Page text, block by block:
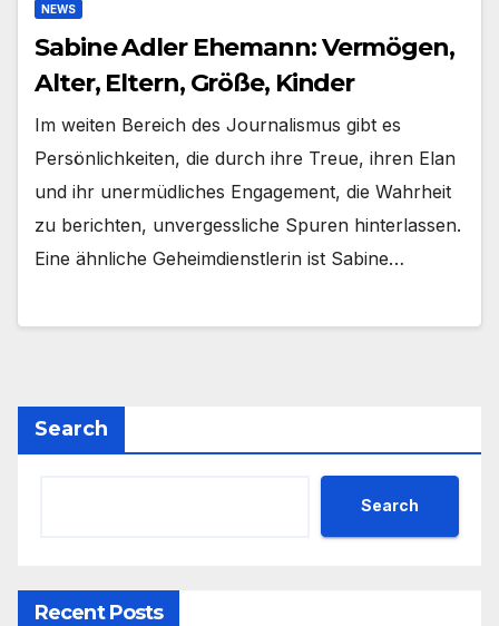
NEWS
Sabine Adler Ehemann: Vermögen,
Alter, Eltern, Größe, Kinder
Im weiten Bereich des Journalismus gibt es
Persönlichkeiten, die durch ihre Treue, ihren Elan
und ihr unermüdliches Engagement, die Wahrheit
zu berichten, unvergessliche Spuren hinterlassen.
Eine ähnliche Geheimdienstlerin ist Sabine…
Search
Search
Recent Posts